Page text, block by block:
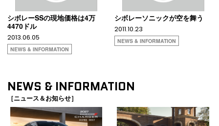
シボレーSSの現地価格は4万
4470ドル
2013.06.05
NEWS & INFORMATION
シボレーソニックが空を舞う
2011.10.23
NEWS & INFORMATION
NEWS & INFORMATION
［ニュース＆お知らせ］